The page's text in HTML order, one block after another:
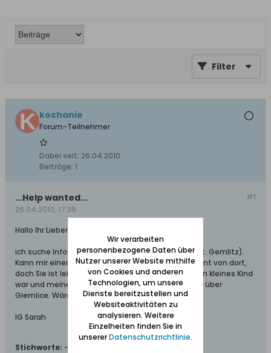
Filter
kochanie
Forum-Teilnehmer
Dabei seit: 26.04.2010
Beiträge: 1
#1
...Help wanted...
26.04.2010, 17:35
Hallo Ihr Lieben,
ich suche Informationen über den Ort Giemlice (dt. Gemlitz).
Kann mir einer vllt weiter helfen? Meine Oma kommt von dort,
doch Sie ist leider schon verstorben als ich noch ein kleines Kind
war und meine Mama weiß auch nicht wirklich was über
Giemlice. Wäre euch echt dankbar für die Hilfe.
lG Sarah
Stichworte: -
Wir verarbeiten
personenbezogene Daten über
Nutzer unserer Website mithilfe
von Cookies und anderen
Technologien, um unsere
Dienste bereitzustellen und
Websiteaktivitäten zu
analysieren. Weitere
Einzelheiten finden Sie in
unsererDatenschutzrichtlinie.